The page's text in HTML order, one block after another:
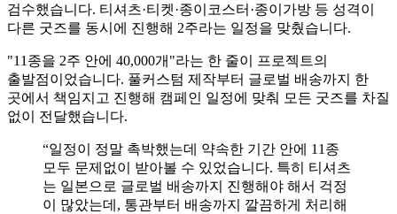
검수했습니다. 티셔츠·티켓·종이코스터·종이가방 등 성격이
다른 굿즈를 동시에 진행해 2주라는 일정을 맞췄습니다.
"11종을 2주 안에 40,000개"라는 한 줄이 프로젝트의
출발점이었습니다. 풀커스텀 제작부터 글로벌 배송까지 한
곳에서 책임지고 진행해 캠페인 일정에 맞춰 모든 굿즈를 차질
없이 전달했습니다.
“일정이 정말 촉박했는데 약속한 기간 안에 11종
모두 문제없이 받아볼 수 있었습니다. 특히 티셔츠
는 일본으로 글로벌 배송까지 진행해야 해서 걱정
이 많았는데, 통관부터 배송까지 깔끔하게 처리해